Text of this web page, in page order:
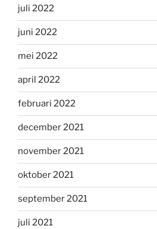
juli 2022
juni 2022
mei 2022
april 2022
februari 2022
december 2021
november 2021
oktober 2021
september 2021
juli 2021